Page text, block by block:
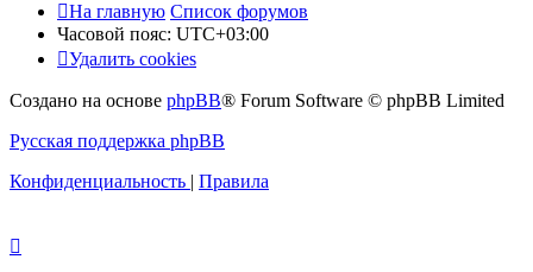
На главную Список форумов
Часовой пояс: UTC+03:00
Удалить cookies
Создано на основе phpBB® Forum Software © phpBB Limited
Русская поддержка phpBB
Конфиденциальность | Правила